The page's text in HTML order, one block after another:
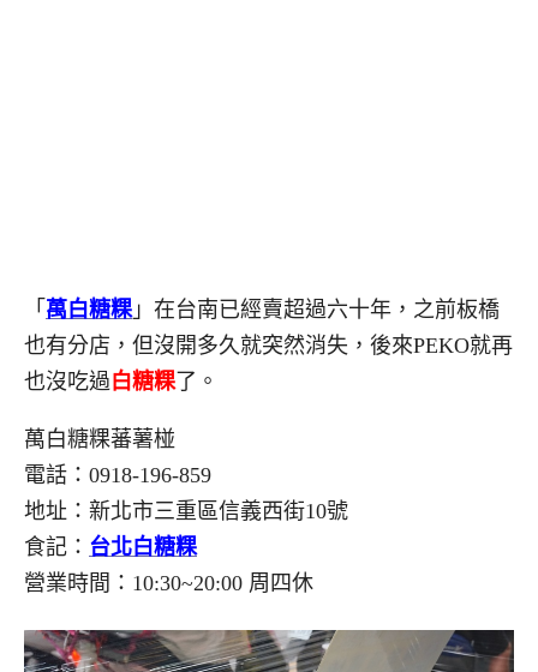
「 萬白糖粿 」在台南已經賣超過六十年，之前板橋
也有分店，但沒開多久就突然消失，後來PEKO就再
也沒吃過白糖粿了。
萬白糖粿蕃薯椪
電話：0918-196-859
地址：新北市三重區信義西街10號
食記： 台北白糖粿
營業時間：10:30~20:00 周四休